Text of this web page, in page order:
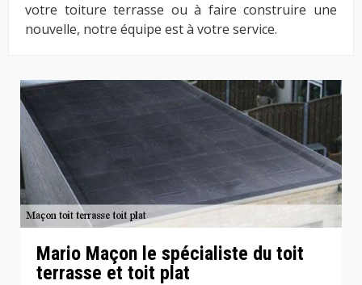
votre toiture terrasse ou à faire construire une
nouvelle, notre équipe est à votre service.
Mario Maçon le spécialiste du toit
terrasse et toit plat